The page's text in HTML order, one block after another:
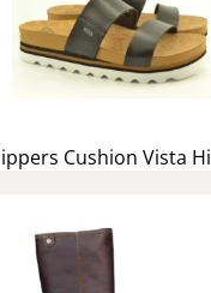
Cushion Vista Hi